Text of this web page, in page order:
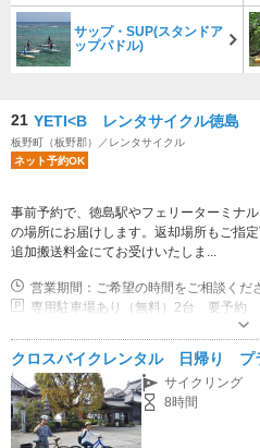
サップ・SUP(スタンドア
ップパドル)
21 YETI<B レンタサイクル徳島
板野町（板野郡）／レンタサイクル
ネット予約OK
事前予約で、徳島駅やフェリーターミナ
の場所にお届けします。返却場所もご指
追加搬送料金にてお受けいたしま...
営業期間：ご希望の時間をご相談くだ
専用駐車場あり（無料）2台 要予約
クロスバイクレンタル 日帰り プ
サイクリング
8時間